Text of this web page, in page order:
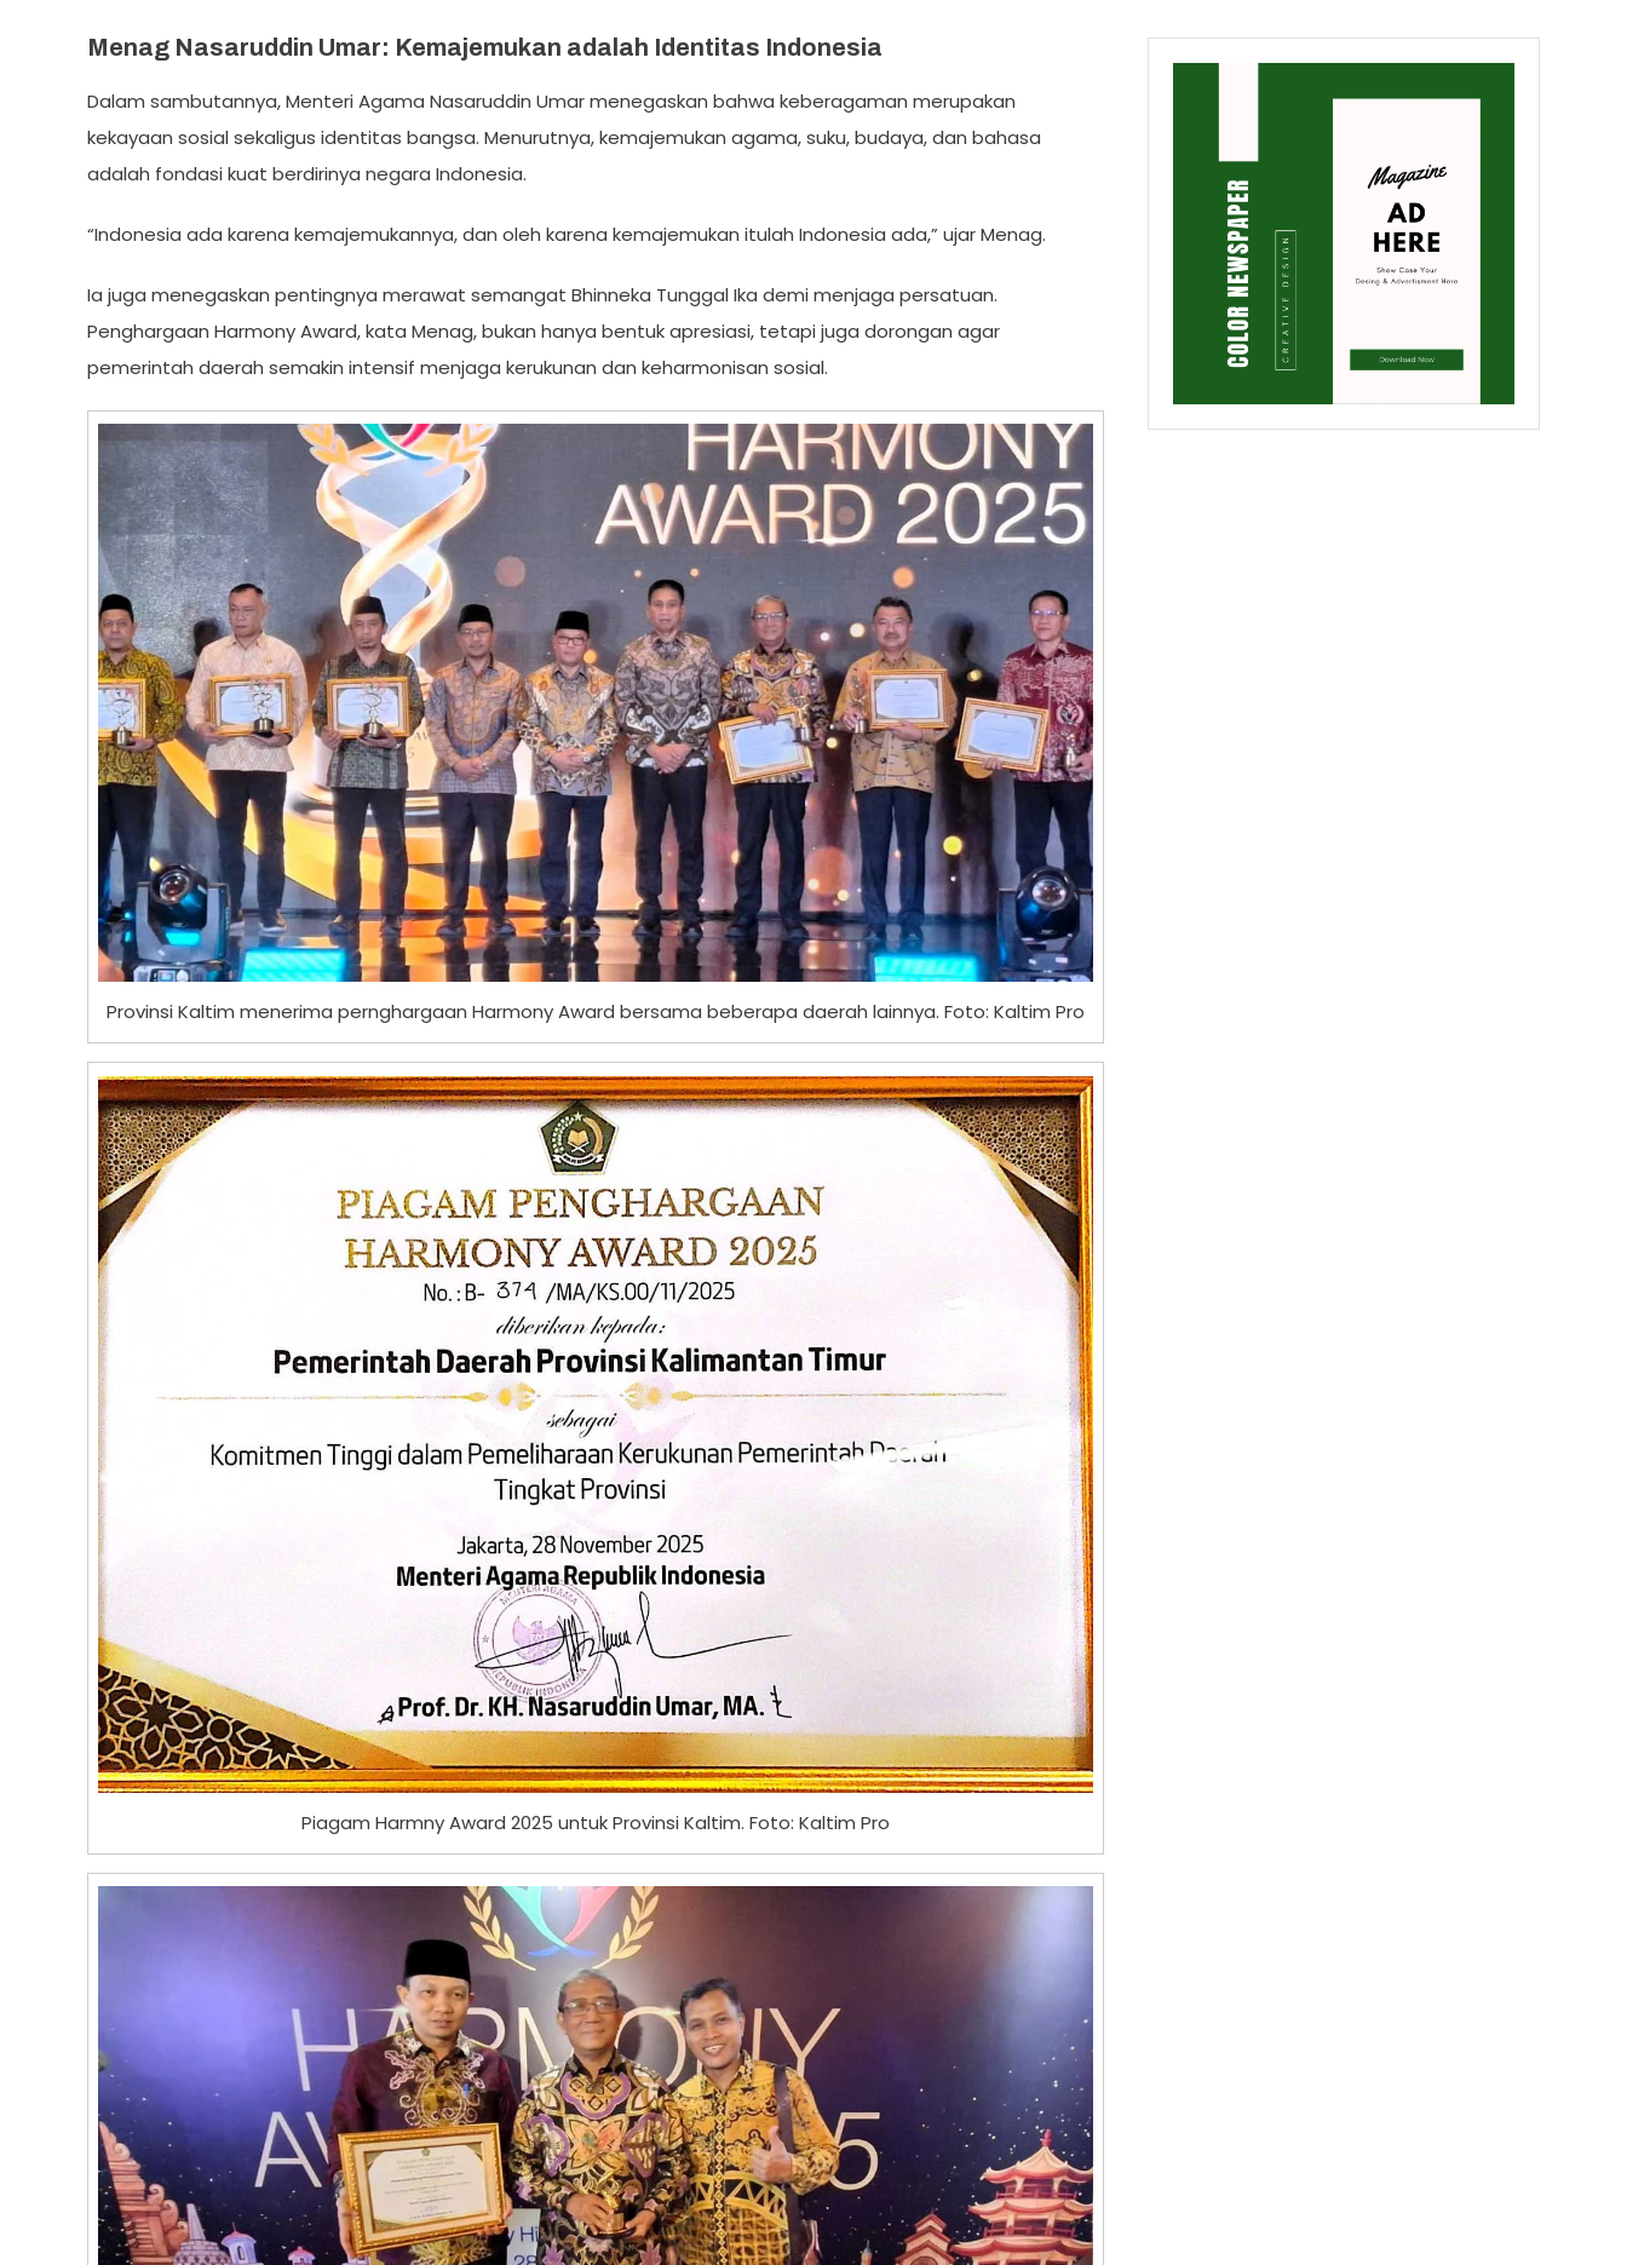
Menag Nasaruddin Umar: Kemajemukan adalah Identitas Indonesia
Dalam sambutannya, Menteri Agama Nasaruddin Umar menegaskan bahwa keberagaman merupakan
kekayaan sosial sekaligus identitas bangsa. Menurutnya, kemajemukan agama, suku, budaya, dan bahasa
adalah fondasi kuat berdirinya negara Indonesia.
“Indonesia ada karena kemajemukannya, dan oleh karena kemajemukan itulah Indonesia ada,” ujar Menag.
Ia juga menegaskan pentingnya merawat semangat Bhinneka Tunggal Ika demi menjaga persatuan.
Penghargaan Harmony Award, kata Menag, bukan hanya bentuk apresiasi, tetapi juga dorongan agar
pemerintah daerah semakin intensif menjaga kerukunan dan keharmonisan sosial.
Provinsi Kaltim menerima pernghargaan Harmony Award bersama beberapa daerah lainnya. Foto: Kaltim Pro
Piagam Harmny Award 2025 untuk Provinsi Kaltim. Foto: Kaltim Pro